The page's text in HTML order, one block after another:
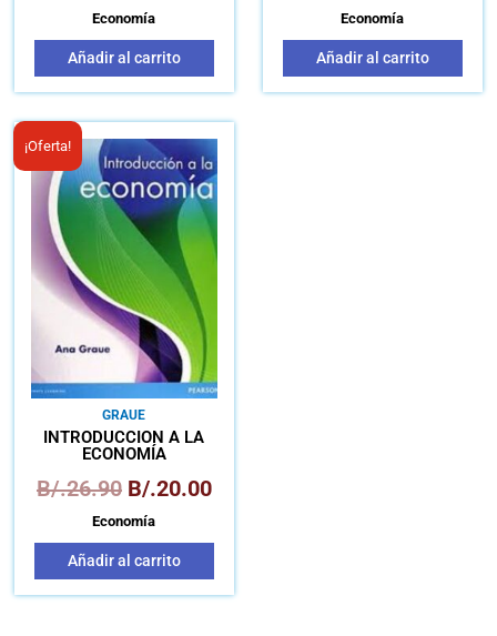
Economía
Añadir al carrito
Economía
Añadir al carrito
¡Oferta!
GRAUE
INTRODUCCIÓN A LA
ECONOMÍA
B/.26.90
El
precio
original
era:
B/.26.90.
B/.20.00
El
precio
actual
es:
B/.20.00.
Economía
Añadir al carrito